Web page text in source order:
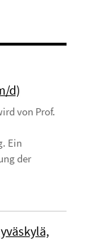
d)
von Prof.
Ein
der